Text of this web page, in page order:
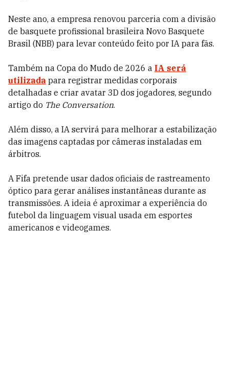
Neste ano, a empresa renovou parceria com a divisão
de basquete profissional brasileira Novo Basquete
Brasil (NBB) para levar conteúdo feito por IA para fãs.
Também na Copa do Mudo de 2026 a IA será
utilizada para registrar medidas corporais
detalhadas e criar avatar 3D dos jogadores, segundo
artigo do The Conversation.
Além disso, a IA servirá para melhorar a estabilização
das imagens captadas por câmeras instaladas em
árbitros.
A Fifa pretende usar dados oficiais de rastreamento
óptico para gerar análises instantâneas durante as
transmissões. A ideia é aproximar a experiência do
futebol da linguagem visual usada em esportes
americanos e videogames.